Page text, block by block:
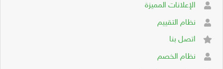
الإعلانات المميزة
نظام التقييم
اتصل بنا
نظام الخصم